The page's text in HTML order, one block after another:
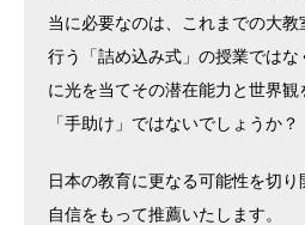
当に必要なのは、これまでの大
行う「詰め込み式」の授業では
に光を当てその潜在能力と世界
「手助け」ではないでしょうか？
日本の教育に更なる可能性を切
自信をもって推薦いたします。